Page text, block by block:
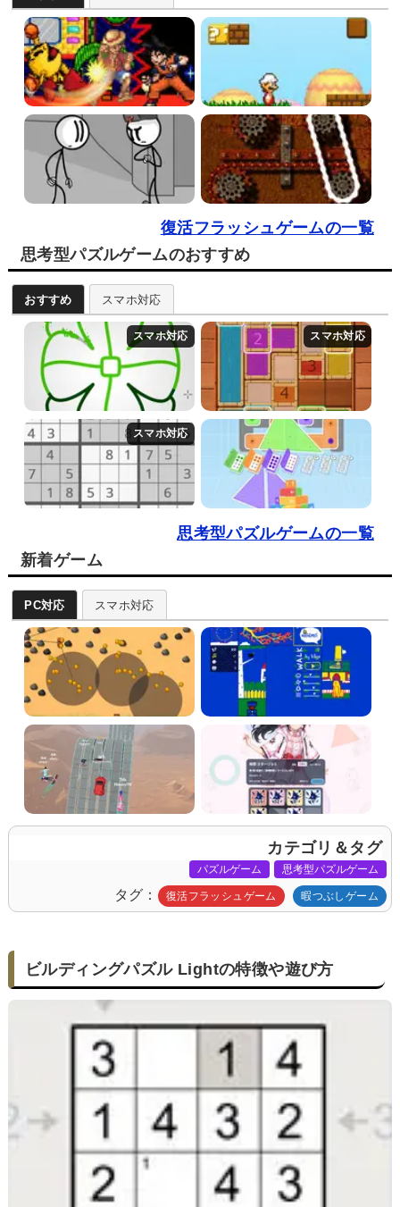
復活フラッシュゲームの一覧
思考型パズルゲームのおすすめ
おすすめ スマホ対応
思考型パズルゲームの一覧
新着ゲーム
PC対応 スマホ対応
カテゴリ＆タグ
パズルゲーム 思考型パズルゲーム
タグ 復活フラッシュゲーム 暇つぶしゲーム
ビルディングパズル Lightの特徴や遊び方